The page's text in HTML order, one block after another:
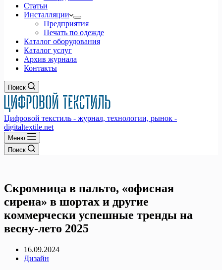
Статьи
Инсталляции
Предприятия
Печать по одежде
Каталог оборудования
Каталог услуг
Архив журнала
Контакты
Поиск
Цифровой текстиль - журнал, технологии, рынок -
digitaltextile.net
Меню
Поиск
Скромница в пальто, «офисная
сирена» в шортах и другие
коммерчески успешные тренды на
весну-лето 2025
16.09.2024
Дизайн